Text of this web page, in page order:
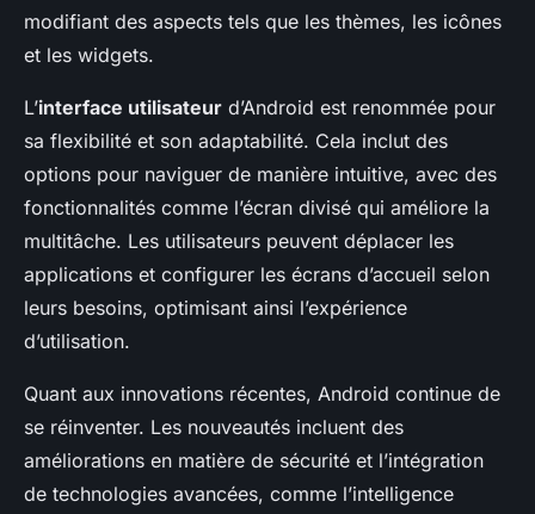
modifiant des aspects tels que les thèmes, les icônes
et les widgets.
L’interface utilisateur d’Android est renommée pour
sa flexibilité et son adaptabilité. Cela inclut des
options pour naviguer de manière intuitive, avec des
fonctionnalités comme l’écran divisé qui améliore la
multitâche. Les utilisateurs peuvent déplacer les
applications et configurer les écrans d’accueil selon
leurs besoins, optimisant ainsi l’expérience
d’utilisation.
Quant aux innovations récentes, Android continue de
se réinventer. Les nouveautés incluent des
améliorations en matière de sécurité et l’intégration
de technologies avancées, comme l’intelligence